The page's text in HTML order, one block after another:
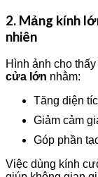
2. Mảng kính
nhiên
Hình ảnh cho
cửa lớn nhằm:
Tăng diện
Giảm cảm
Góp phần
Việc dùng kính